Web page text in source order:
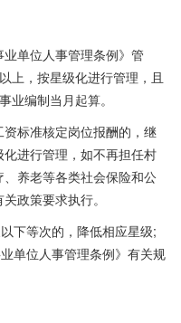
单位人事管理条例》管
上，按星级化进行管理，且
业编制当月起算。
标准核定岗位报酬的，继
进行管理，如不再担任村
养老等各类社会保险和公
政策要求执行。
下等次的，降低相应星级;
单位人事管理条例》有关规